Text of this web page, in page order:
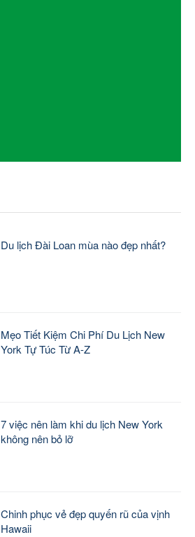
Du lịch Đài Loan mùa nào đẹp nhất?
Mẹo Tiết Kiệm Chi Phí Du Lịch New
York Tự Túc Từ A-Z
7 việc nên làm khi du lịch New York
không nên bỏ lỡ
Chinh phục vẻ đẹp quyến rũ của vịnh
Hawaii